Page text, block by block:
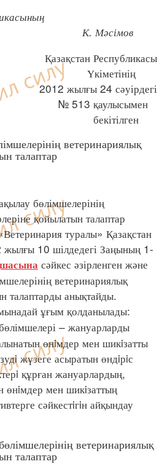
К. Мәсімов
Қазақстан Республикасы
Үкіметінің
2012 жылғы 24 сәуірдегі
№ 513 қаулысымен
бекітілген
ветеринариялық
талаптар
бөлімшелерінің
қойылатын талаптар
туралы» Қазақстан
10 шілдедегі Заңының 1-
сәйкес әзірленген және
ветеринариялық
талаптарды анықтайды.
ұғым қолданылады:
– жануарларды
өнiмдер мен шикiзатты
жүзеге асыратын өндiрiс
құрған жануарлардың,
өнiмдер мен шикiзаттың
сәйкестiгiн айқындау
ветеринариялық
талаптар